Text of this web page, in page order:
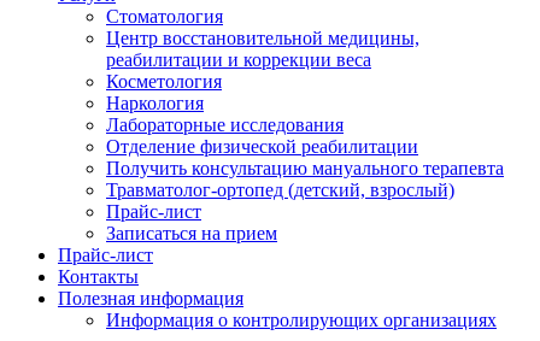
Стоматология
Центр восстановительной медицины,
реабилитации и коррекции веса
Косметология
Наркология
Лабораторные исследования
Отделение физической реабилитации
Получить консультацию мануального терапевта
Травматолог-ортопед (детский, взрослый)
Прайс-лист
Записаться на прием
Прайс-лист
Контакты
Полезная информация
Информация о контролирующих организациях